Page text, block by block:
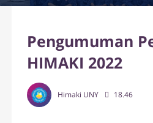
Pengumuman
HIMAKI 2022
Himaki UNY 18.46